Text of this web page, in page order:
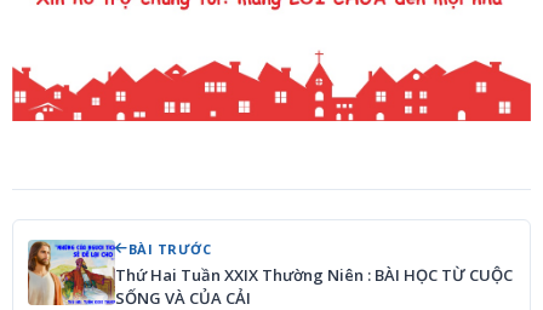
BÀI TRƯỚC
Thứ Hai Tuần XXIX Thường Niên : BÀI HỌC TỪ CUỘC
SỐNG VÀ CỦA CẢI